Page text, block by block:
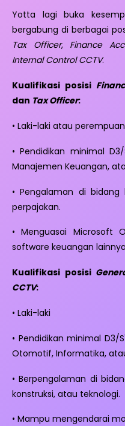
Yotta lagi buka
bergabung di berbagai
Tax Officer, Finance
Internal Control CCTV.
Kualifikasi posisi
dan Tax Officer:
• Laki-laki atau
• Pendidikan minimal
Manajemen Keuangan,
• Pengalaman di
perpajakan.
• Menguasai Microsoft
software keuangan
Kualifikasi posisi
CCTV:
• Laki-laki
• Pendidikan minimal D3/
Otomotif, Informatika,
• Berpengalaman di
konstruksi, atau teknologi.
• Mampu mengendarai